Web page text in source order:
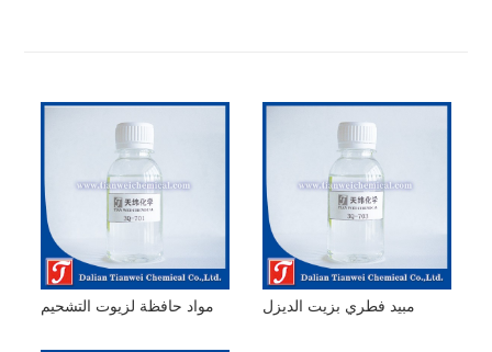
مواد حافظة لزيوت التشحيم مبيد فطري بزيت الديزل